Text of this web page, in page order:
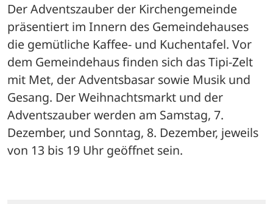
Der Adventszauber der Kirchengemeinde
präsentiert im Innern des Gemeindehauses
die gemütliche Kaffee- und Kuchentafel. Vor
dem Gemeindehaus finden sich das Tipi-Zelt
mit Met, der Adventsbasar sowie Musik und
Gesang. Der Weihnachtsmarkt und der
Adventszauber werden am Samstag, 7.
Dezember, und Sonntag, 8. Dezember, jeweils
von 13 bis 19 Uhr geöffnet sein.